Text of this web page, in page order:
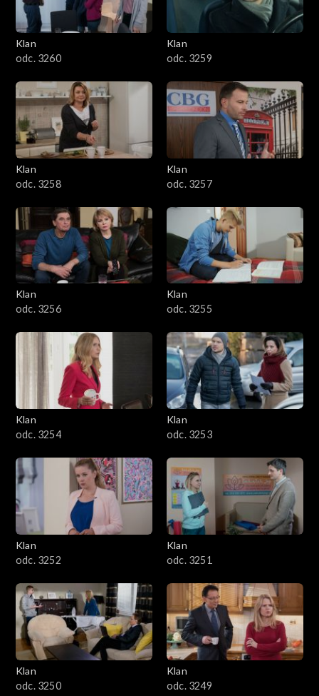
Klan
odc. 3260
Klan
odc. 3259
Klan
odc. 3258
Klan
odc. 3257
Klan
odc. 3256
Klan
odc. 3255
Klan
odc. 3254
Klan
odc. 3253
Klan
odc. 3252
Klan
odc. 3251
Klan
odc. 3250
Klan
odc. 3249